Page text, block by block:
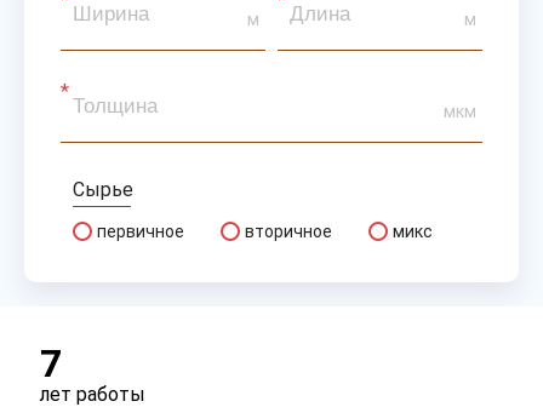
м м
мкм
Сырье
первичное вторичное микс
7
лет работы